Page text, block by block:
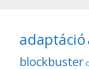
adaptáció
blockbuster